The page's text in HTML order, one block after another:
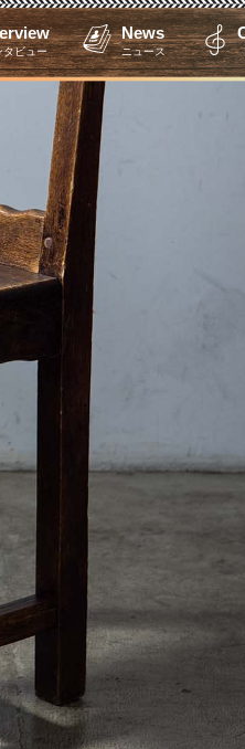
タビュー
News
ニュース